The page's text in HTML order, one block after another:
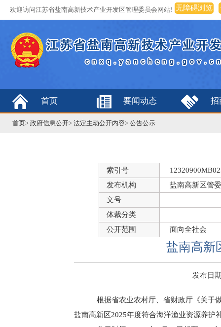
欢迎访问江苏省盐南高新技术产业开发区管理委员会网站! 无障碍浏览
首页 要闻动态 招
首页> 政府信息公开> 法定主动公开内容> 公告公示
索引号
发布机构
盐南高新区管
文号
体裁分类
公开范围
面向全社会
盐南高新
发布日
根据省农业农村厅、省财政厅《关于
盐南高新区2025年度符合海洋渔业资源养护